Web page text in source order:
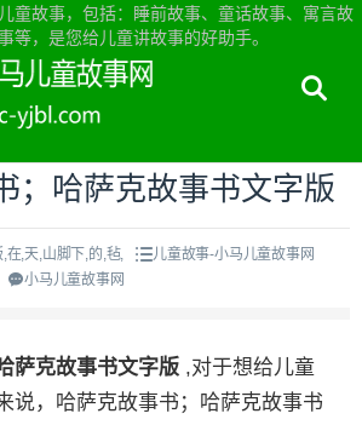
童故事，包括：睡前故事、童话故事、寓言故
等，是您给儿童讲故事的好助手。
网首页>儿童故事
；哈萨克故事书文字版
在,天,山脚下,的,毡,
儿童故事-小马儿童故事网
小马儿童故事网
萨克故事书文字版 ,对于想给儿童
说，哈萨克故事书；哈萨克故事书